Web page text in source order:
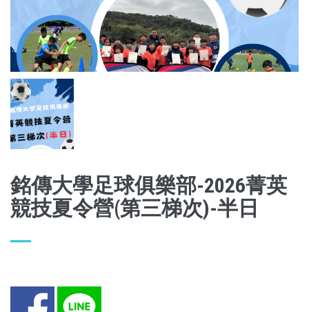
銘傳大學足球俱樂部-2026菁英
競技夏令營(第三梯次)-半日
Facebook LINE